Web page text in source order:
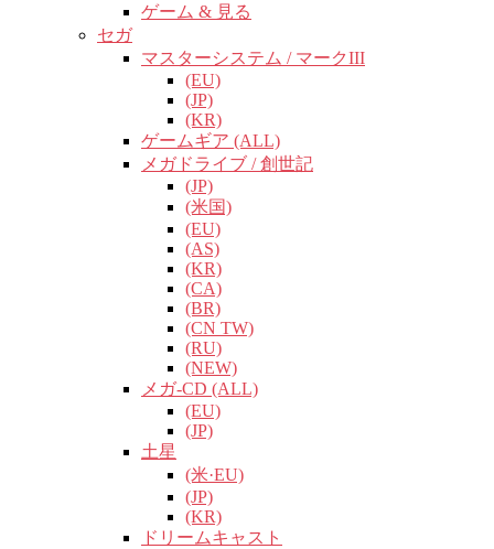
ゲーム & 見る
セガ
マスターシステム / マークIII
(EU)
(JP)
(KR)
ゲームギア (ALL)
メガドライブ / 創世記
(JP)
(米国)
(EU)
(AS)
(KR)
(CA)
(BR)
(CN TW)
(RU)
(NEW)
メガ-CD (ALL)
(EU)
(JP)
土星
(米·EU)
(JP)
(KR)
ドリームキャスト